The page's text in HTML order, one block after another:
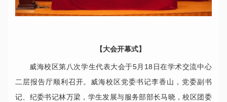
【大会开幕式】
威海校区第八次学生代表大会于5月18日在学术交流中心
二层报告厅顺利召开。威海校区党委书记李香山，党委副书
记、纪委书记林万梁，学生发展与服务部部长马晓，校区团委